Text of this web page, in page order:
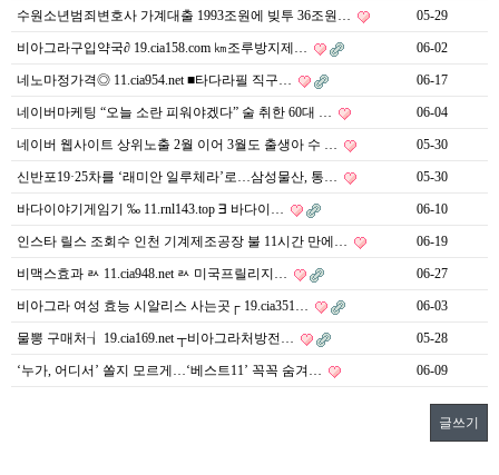
수원소년범죄변호사 가계대출 1993조원에 빚투 36조원… 05-29
비아그라구입약국∂ 19.cia158.com ㎞조루방지제… 06-02
네노마정가격◎ 11.cia954.net ■타다라필 직구… 06-17
네이버마케팅 “오늘 소란 피워야겠다” 술 취한 60대 … 06-04
네이버 웹사이트 상위노출 2월 이어 3월도 출생아 수 … 05-30
신반포19·25차를 ‘래미안 일루체라’로…삼성물산, 통… 05-30
바다이야기게임기 ‰ 11.rnl143.top ∃ 바다이… 06-10
인스타 릴스 조회수 인천 기계제조공장 불 11시간 만에… 06-19
비맥스효과 ㄽ 11.cia948.net ㄽ 미국프릴리지… 06-27
비아그라 여성 효능 시알리스 사는곳┌ 19.cia351… 06-03
물뽕 구매처┧ 19.cia169.net ┬비아그라처방전… 05-28
‘누가, 어디서’ 쏠지 모르게…‘베스트11’ 꼭꼭 숨겨… 06-09
글쓰기